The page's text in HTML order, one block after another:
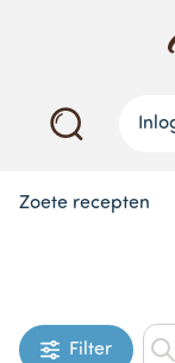
Zoete recepten
Filter